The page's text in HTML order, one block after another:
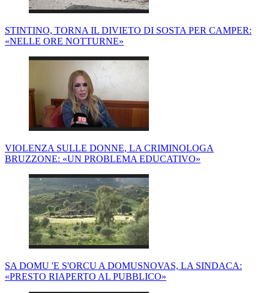
STINTINO, TORNA IL DIVIETO DI SOSTA PER CAMPER:
«NELLE ORE NOTTURNE»
VIOLENZA SULLE DONNE, LA CRIMINOLOGA
BRUZZONE: «UN PROBLEMA EDUCATIVO»
SA DOMU 'E S'ORCU A DOMUSNOVAS, LA SINDACA:
«PRESTO RIAPERTO AL PUBBLICO»